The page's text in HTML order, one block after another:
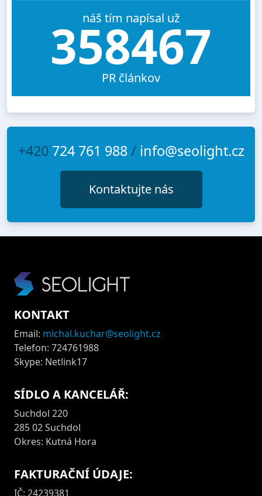
náš tím napísal už
358467
PR článkov
+420 724 761 988/ info@seolight.cz
Kontaktujte nás
KONTAKT
Email: michal.kuchar@seolight.cz
Telefon: 724761988
Skype: Netlink17
SÍDLO A KANCELÁŘ:
Suchdol 220
285 02 Suchdol
Okres: Kutná Hora
FAKTURAČNÍ ÚDAJE:
IČ: 24239381